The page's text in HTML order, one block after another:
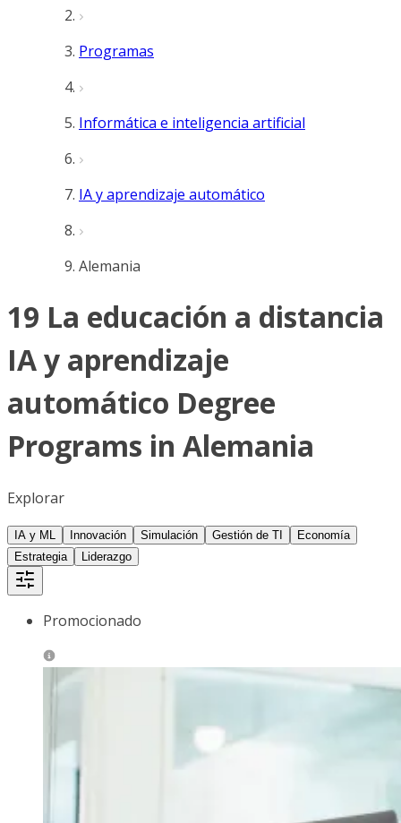
Programas
Informática e inteligencia artificial
IA y aprendizaje automático
Alemania
19 La educación a distancia
IA y aprendizaje
automático Degree
Programs in Alemania
Explorar
IA y ML Innovación Simulación Gestión de TI
Economía
Estrategia
Liderazgo
Promocionado